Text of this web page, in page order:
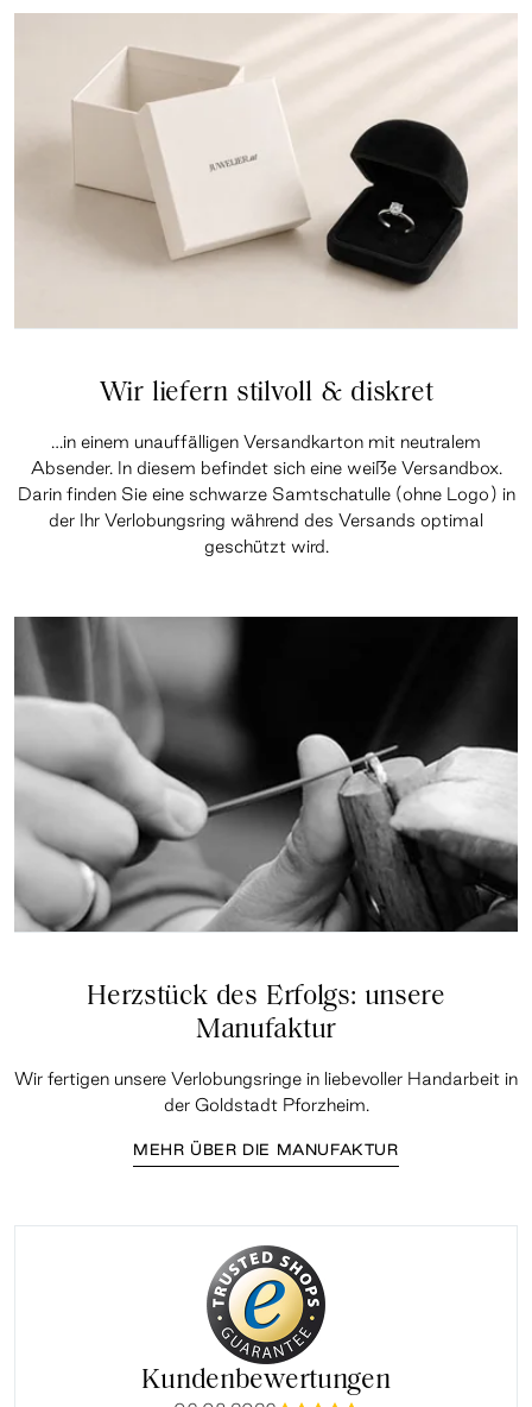
Wir liefern stilvoll & diskret
…in einem unauffälligen Versandkarton mit neutralem
Absender. In diesem befindet sich eine weiße Versandbox.
Darin finden Sie eine schwarze Samtschatulle (ohne Logo) in
der Ihr Verlobungsring während des Versands optimal
geschützt wird.
Herzstück des Erfolgs: unsere
Manufaktur
Wir fertigen unsere Verlobungsringe in liebevoller Handarbeit in
der Goldstadt Pforzheim.
MEHR ÜBER DIE MANUFAKTUR
Kundenbewertungen